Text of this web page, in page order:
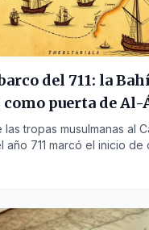
del 711: la
puerta de Al-
tropas musulmanas al
año 711 marcó el inicio de
en la Península